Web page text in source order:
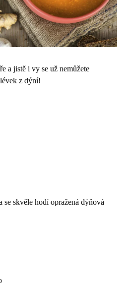
a jistě i vy se už nemůžete
z dýní!
se skvěle hodí opražená dýňová